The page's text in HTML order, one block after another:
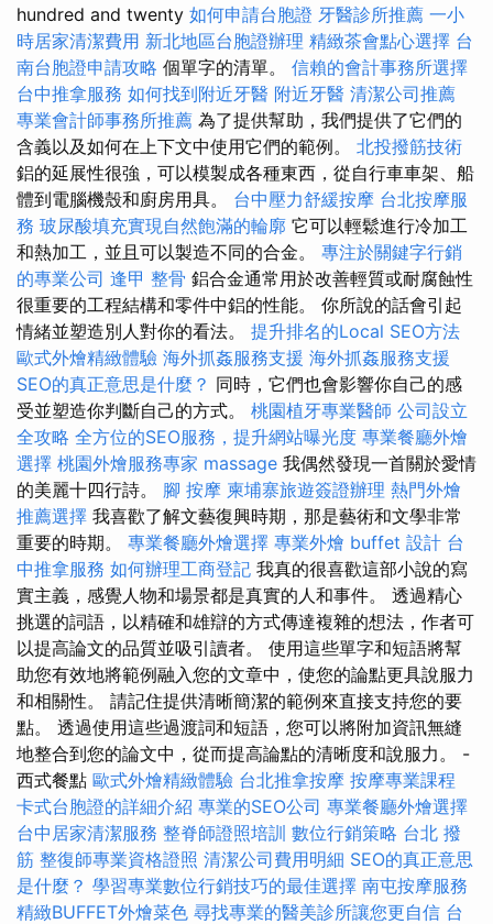
hundred and twenty 如何申請台胞證 牙醫診所推薦 一小
時居家清潔費用 新北地區台胞證辦理 精緻茶會點心選擇 台
南台胞證申請攻略 個單字的清單。 信賴的會計事務所選擇
台中推拿服務 如何找到附近牙醫 附近牙醫 清潔公司推薦
專業會計師事務所推薦 為了提供幫助，我們提供了它們的
含義以及如何在上下文中使用它們的範例。 北投撥筋技術
鋁的延展性很強，可以模製成各種東西，從自行車車架、船
體到電腦機殼和廚房用具。 台中壓力舒緩按摩 台北按摩服
務 玻尿酸填充實現自然飽滿的輪廓 它可以輕鬆進行冷加工
和熱加工，並且可以製造不同的合金。 專注於關鍵字行銷
的專業公司 逢甲 整骨 鋁合金通常用於改善輕質或耐腐蝕性
很重要的工程結構和零件中鋁的性能。 你所說的話會引起
情緒並塑造別人對你的看法。 提升排名的Local SEO方法
歐式外燴精緻體驗 海外抓姦服務支援 海外抓姦服務支援
SEO的真正意思是什麼？ 同時，它們也會影響你自己的感
受並塑造你判斷自己的方式。 桃園植牙專業醫師 公司設立
全攻略 全方位的SEO服務，提升網站曝光度 專業餐廳外燴
選擇 桃園外燴服務專家 massage 我偶然發現一首關於愛情
的美麗十四行詩。 腳 按摩 柬埔寨旅遊簽證辦理 熱門外燴
推薦選擇 我喜歡了解文藝復興時期，那是藝術和文學非常
重要的時期。 專業餐廳外燴選擇 專業外燴 buffet 設計 台
中推拿服務 如何辦理工商登記 我真的很喜歡這部小說的寫
實主義，感覺人物和場景都是真實的人和事件。 透過精心
挑選的詞語，以精確和雄辯的方式傳達複雜的想法，作者可
以提高論文的品質並吸引讀者。 使用這些單字和短語將幫
助您有效地將範例融入您的文章中，使您的論點更具說服力
和相關性。 請記住提供清晰簡潔的範例來直接支持您的要
點。 透過使用這些過渡詞和短語，您可以將附加資訊無縫
地整合到您的論文中，從而提高論點的清晰度和說服力。 -
西式餐點 歐式外燴精緻體驗 台北推拿按摩 按摩專業課程
卡式台胞證的詳細介紹 專業的SEO公司 專業餐廳外燴選擇
台中居家清潔服務 整脊師證照培訓 數位行銷策略 台北 撥
筋 整復師專業資格證照 清潔公司費用明細 SEO的真正意思
是什麼？ 學習專業數位行銷技巧的最佳選擇 南屯按摩服務
精緻BUFFET外燴菜色 尋找專業的醫美診所讓您更自信 台